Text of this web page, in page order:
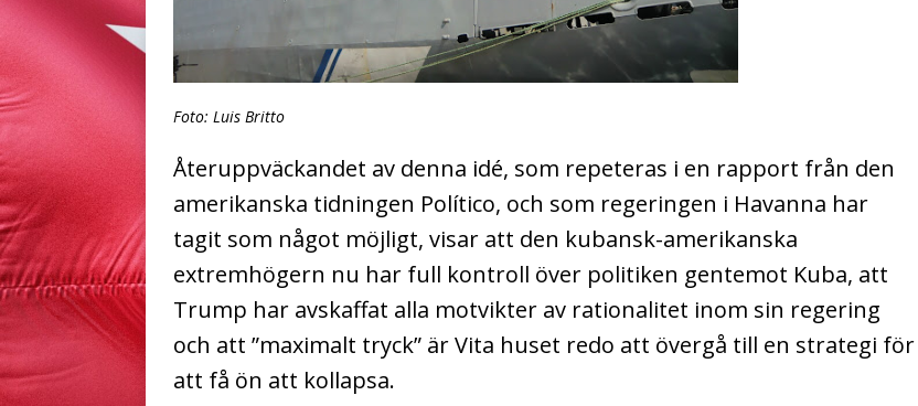
Foto: Luis Britto
Återuppväckandet av denna idé, som repeteras i en rapport från den
amerikanska tidningen Político, och som regeringen i Havanna har
tagit som något möjligt, visar att den kubansk-amerikanska
extremhögern nu har full kontroll över politiken gentemot Kuba, att
Trump har avskaffat alla motvikter av rationalitet inom sin regering
och att ”maximalt tryck” är Vita huset redo att övergå till en strategi för
att få ön att kollapsa.